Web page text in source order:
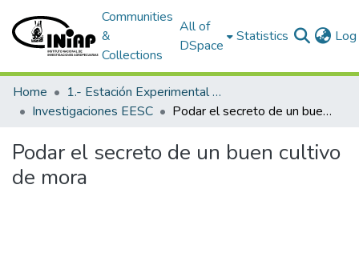
Communities
&
Collections
All of
DSpace
Statistics
Home
1.- Estación Experimental Santa Catalina
Investigaciones EESC
Podar el secreto de un buen cultivo de mora
Podar el secreto de un buen cultivo
de mora